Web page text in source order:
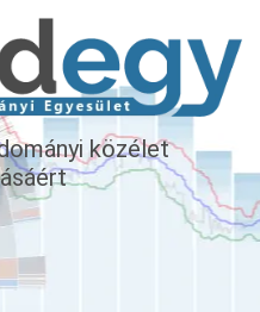
közélet